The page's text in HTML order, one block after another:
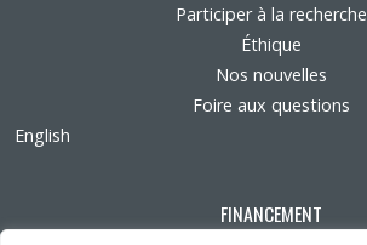
Participer à la recherche
Éthique
Nos nouvelles
Foire aux questions
English
FINANCEMENT